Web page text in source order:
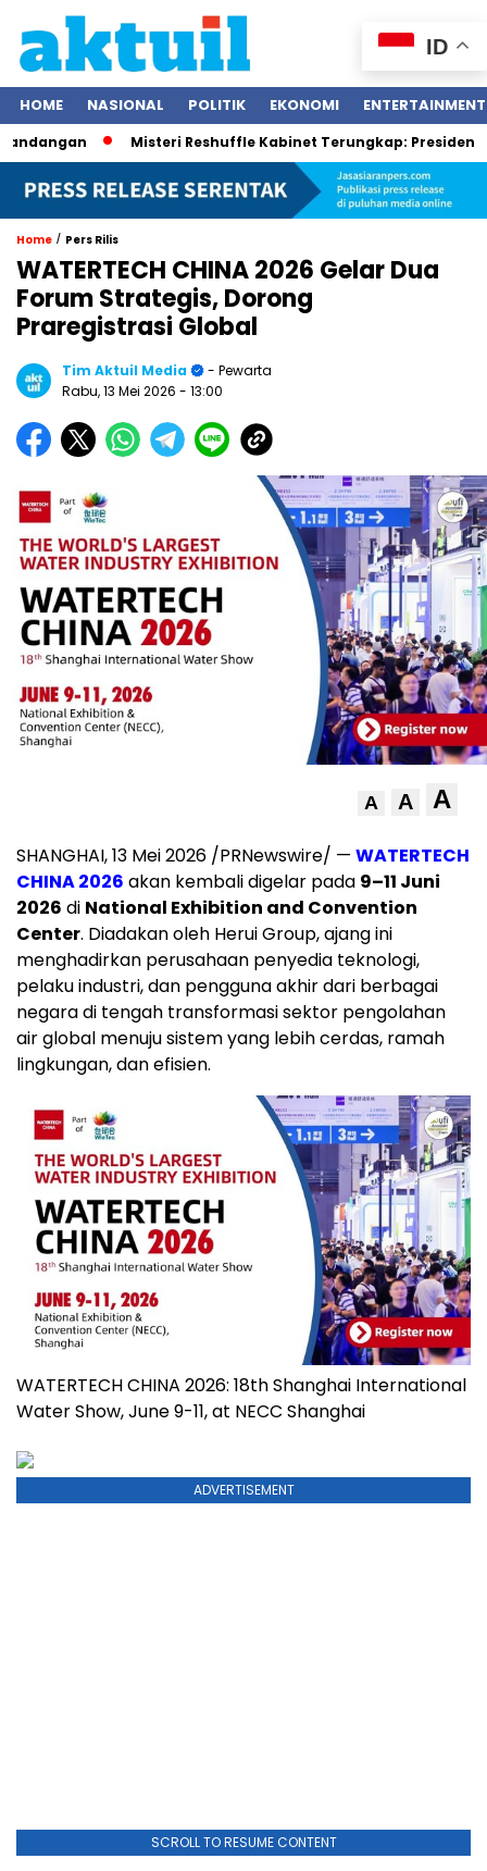
HOME NASIONAL POLITIK EKONOMI ENTERTAINMENT
Misteri Reshuffle Kabinet Terungkap: Presiden
Home / Pers Rilis
WATERTECH CHINA 2026 Gelar Dua
Forum Strategis, Dorong
Praregistrasi Global
Tim Aktuil Media
- Pewarta
Rabu, 13 Mei 2026 - 13:00
A A A
SHANGHAI, 13 Mei 2026 /PRNewswire/ — WATERTECH
CHINA 2026 akan kembali digelar pada 9–11 Juni
2026 di National Exhibition and Convention
Center. Diadakan oleh Herui Group, ajang ini
menghadirkan perusahaan penyedia teknologi,
pelaku industri, dan pengguna akhir dari berbagai
negara di tengah transformasi sektor pengolahan
air global menuju sistem yang lebih cerdas, ramah
lingkungan, dan efisien.
WATERTECH CHINA 2026: 18th Shanghai International
Water Show, June 9-11, at NECC Shanghai
ADVERTISEMENT
SCROLL TO RESUME CONTENT
ID